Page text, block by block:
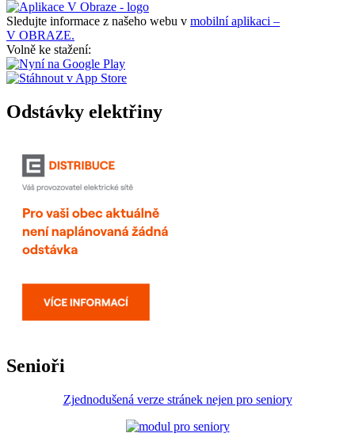
Sledujte informace z našeho webu v mobilní aplikaci –
V OBRAZE.
Volně ke stažení:
Odstávky elektřiny
Senioři
Zjednodušená verze stránek nejen pro seniory